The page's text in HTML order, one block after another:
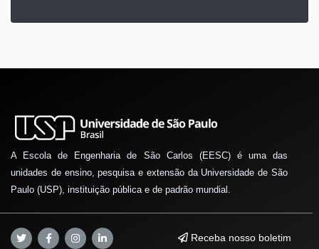
A Escola de Engenharia de São Carlos (EESC) é uma das
unidades de ensino, pesquisa e extensão da Universidade de São
Paulo (USP), instituição pública e de padrão mundial.
Receba nosso boletim